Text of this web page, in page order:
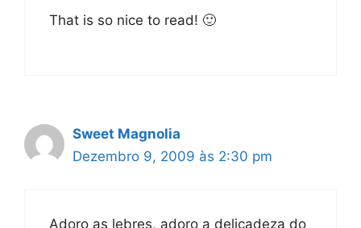
That is so nice to read! 🙂
Sweet Magnolia
Dezembro 9, 2009 às 2:30 pm
Adoro as lebres, adoro a delicadeza do